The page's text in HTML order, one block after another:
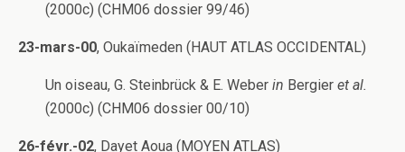
(2000c) (CHM06 dossier 99/46)
23-mars-00, Oukaïmeden (HAUT ATLAS OCCIDENTAL)
Un oiseau, G. Steinbrück & E. Weber in Bergier et al.
(2000c) (CHM06 dossier 00/10)
26-févr.-02, Dayet Aoua (MOYEN ATLAS)